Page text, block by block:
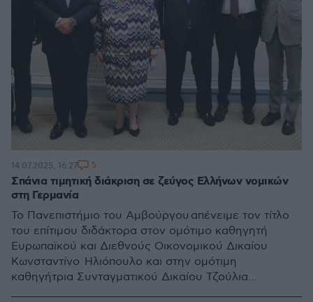
Σπάνια τιμητική διάκριση σε ζεύγος Ελλήνων νομικών
στη Γερμανία
Το Πανεπιστήμιο του Αμβούργου απένειμε τον τίτλο
του επίτιμου διδάκτορα στον ομότιμο καθηγητή
Ευρωπαϊκού και Διεθνούς Οικονομικού Δικαίου
Κωνσταντίνο Ηλιόπουλο και στην ομότιμη
καθηγήτρια Συνταγματικού Δικαίου Τζούλια
14.07.2025, 16:27 5